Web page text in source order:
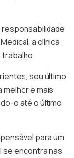
responsabilidade
a clínica
trabalho.
seu último
e mais
o até o último
para um
se encontra nas